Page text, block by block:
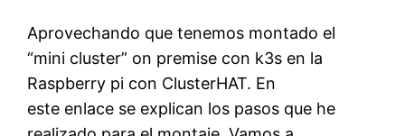
Aprovechando que tenemos montado el
“mini cluster” on premise con k3s en la
Raspberry pi con ClusterHAT. En
este enlace se explican los pasos que he